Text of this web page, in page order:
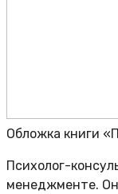
Обложка книги
Психолог-
менеджменте.